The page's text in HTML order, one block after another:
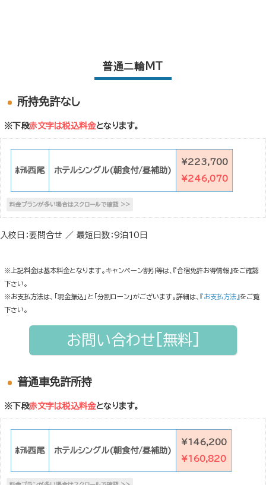
普通二輪MT
所持免許なし
※下段赤文字は税込料金となります。
ﾎﾃﾙ西尾 ホテルシングル(朝食付/昼補助)
¥223,700
¥246,070
入校日：要問合せ ／ 最短日数：9泊10日
※上記料金は基本料金となります。キャンペーン割引等は、『合宿免許お得情報』をご確認
下さい。
※お支払方法は、「現金振込」と「分割ローン」がございます。詳細は、 『お支払方法』をご覧
下さい。
お問い合わせ[無料]
普通車免許所持
※下段赤文字は税込料金となります。
ﾎﾃﾙ西尾 ホテルシングル(朝食付/昼補助)
¥146,200
¥160,820